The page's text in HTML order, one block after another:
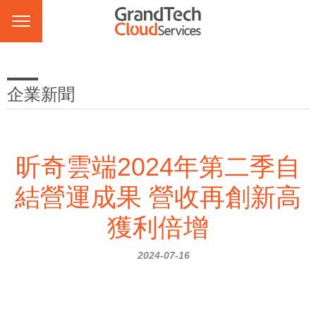
企業新聞
昕奇雲端2024年第二季自
結營運成果 營收再創新高
獲利倍增
2024-07-16